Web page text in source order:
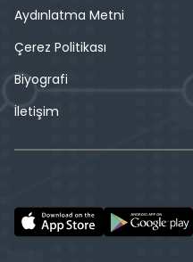
Aydınlatma Metni
Çerez Politikası
Biyografi
İletişim